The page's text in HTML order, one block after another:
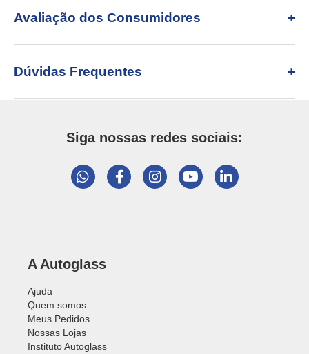
Avaliação dos Consumidores
Dúvidas Frequentes
Siga nossas redes sociais:
A Autoglass
Ajuda
Quem somos
Meus Pedidos
Nossas Lojas
Instituto Autoglass